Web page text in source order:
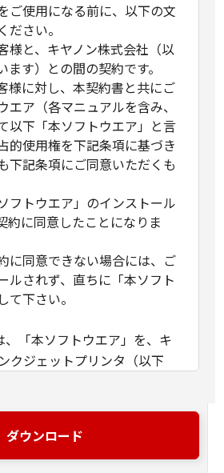
ご使用になる前に、以下の文
ださい。
様と、キヤノン株式会社（以
す）との間の契約です。
様に対し、本契約書と共にご
エア（各マニュアルを含み、
以下「本ソフトウエア」と言
的使用権を下記条項に基づき
下記条項にご同意いただくも
フトウエア」のインストール
約に同意したことになりま
に同意できない場合には、ご
ルされず、直ちに「本ソフト
て下さい。
、「本ソフトウエア」を、キ
クジェットプリンタ（以下
ソフトウエア」をコンピュー
上にインストールすること、
ダウンロード